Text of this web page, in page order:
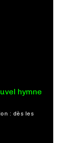
hymne
: dès les